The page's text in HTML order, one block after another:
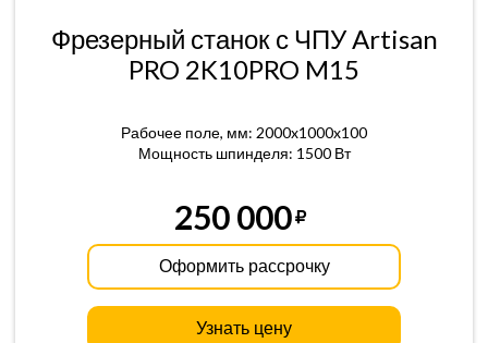
Фрезерный станок с ЧПУ Artisan
PRO 2K10PRO M15
Рабочее поле, мм: 2000x1000x100
Мощность шпинделя: 1500 Вт
250 000
Оформить рассрочку
Узнать цену